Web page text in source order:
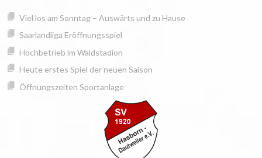
springen
zum
Inhalt
Viel los am Sonntag – Auswärts und zu Hause
Saarlandliga Eröffnungsspiel
Hochbetrieb im Waldstadion
Heute erstes Spiel der neuen Saison
Öffnungszeiten Sportanlage